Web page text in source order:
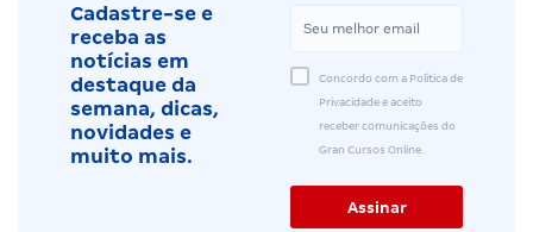
Cadastre-se e
receba as
notícias em
destaque da
semana, dicas,
novidades e
muito mais.
Concordo com a Política de
Privacidade e aceito
receber comunicações do
Gran Cursos Online.